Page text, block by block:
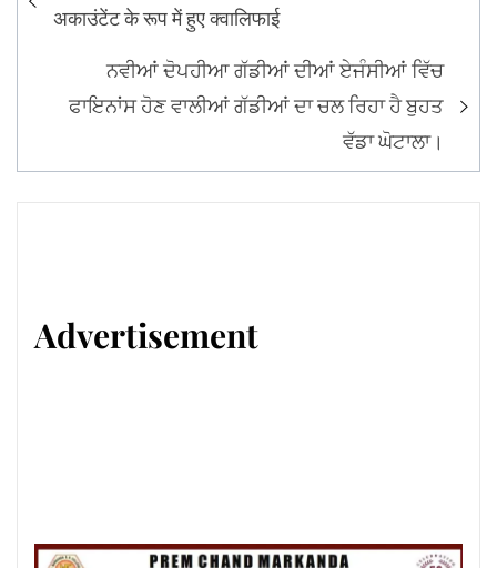
अकाउंटेंट के रूप में हुए क्वालिफाई
ਨਵੀਆਂ ਦੋਪਹੀਆ ਗੱਡੀਆਂ ਦੀਆਂ ਏਜੰਸੀਆਂ ਵਿੱਚ
ਫਾਇਨਾਂਸ ਹੋਣ ਵਾਲੀਆਂ ਗੱਡੀਆਂ ਦਾ ਚਲ ਰਿਹਾ ਹੈ ਬੁਹਤ
ਵੱਡਾ ਘੋਟਾਲਾ।
Advertisement